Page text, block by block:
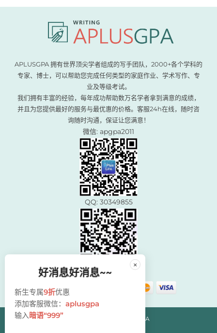
APLUSGPA 拥有世界顶尖学者组成的写手团队，2000+各个学科的
专家、博士，可以帮助您完成任何类型的家庭作业、学术写作、专
业及等级考试。
我们拥有丰富的经验，每年成功帮助数万名学者拿到满意的成绩，
并且为您提供最好的服务与最优惠的价格。客服24h在线，随时咨
询随时沟通，保证让您满意！
微信: apgpa2011
QQ: 30349855
© Copyright 2024 AplusGPA
好消息好消息~~
新生专属9折优惠
添加客服微信： aplusgpa
输入暗语“999”
×